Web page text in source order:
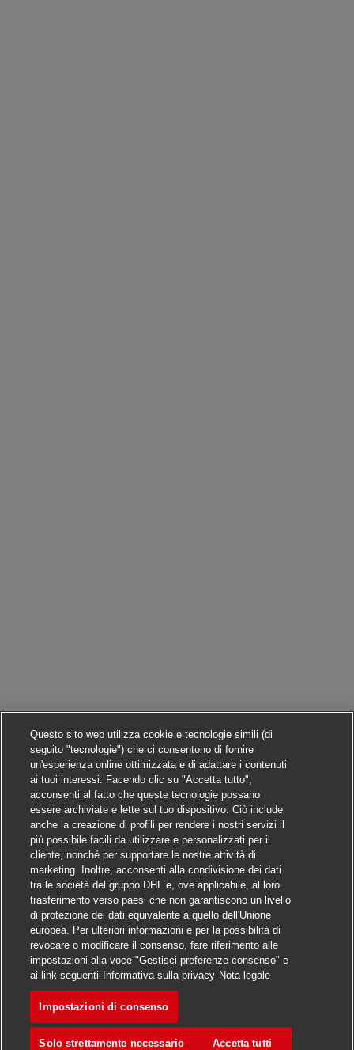
Candidarsi
Segna
Questo sito web utilizza cookie e tecnologie simili (di
seguito "tecnologie") che ci consentono di fornire
un'esperienza online ottimizzata e di adattare i contenuti
ai tuoi interessi. Facendo clic su "Accetta tutto",
acconsenti al fatto che queste tecnologie possano
essere archiviate e lette sul tuo dispositivo. Ciò include
anche la creazione di profili per rendere i nostri servizi il
più possibile facili da utilizzare e personalizzati per il
cliente, nonché per supportare le nostre attività di
marketing. Inoltre, acconsenti alla condivisione dei dati
tra le società del gruppo DHL e, ove applicabile, al loro
trasferimento verso paesi che non garantiscono un livello
di protezione dei dati equivalente a quello dell'Unione
europea. Per ulteriori informazioni e per la possibilità di
revocare o modificare il consenso, fare riferimento alle
impostazioni alla voce "Gestisci preferenze consenso" e
ai link seguenti
Informativa sulla privacy Nota legale
Impostazioni di consenso
Solo strettamente necessario Accetta tutti